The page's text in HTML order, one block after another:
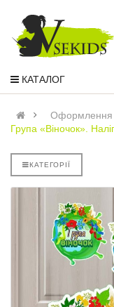
КАТАЛОГ
Оформлення
Група «Віночок».
КАТЕГОРІЇ